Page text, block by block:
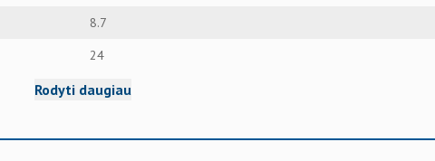
8.7
24
Rodyti daugiau